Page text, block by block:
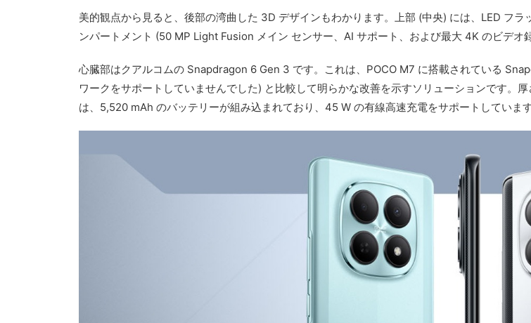
美的観点から見ると、後部の湾曲した 3D デザインもわかります。上部 (中央) には、LED フ
ンパートメント (50 MP Light Fusion メイン センサー、AI サポート、および最大 4K のビデオ
心臓部はクアルコムの Snapdragon 6 Gen 3 です。これは、POCO M7 に搭載されている
ワークをサポートしていませんでした) と比較して明らかな改善を示すソリューションです。
は、5,520 mAh のバッテリーが組み込まれており、45 W の有線高速充電をサポートしています